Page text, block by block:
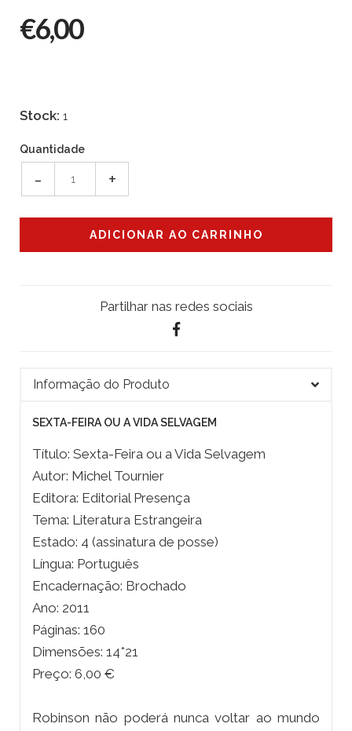
€6,00
Stock: 1
Quantidade
- +
Partilhar nas redes sociais
Informação do Produto
SEXTA-FEIRA OU A VIDA SELVAGEM
Título: Sexta-Feira ou a Vida Selvagem
Autor: Michel Tournier
Editora: Editorial Presença
Tema: Literatura Estrangeira
Estado: 4 (assinatura de posse)
Língua: Português
Encadernação: Brochado
Ano: 2011
Páginas: 160
Dimensões: 14*21
Preço: 6,00 €
Robinson não poderá nunca voltar ao mundo